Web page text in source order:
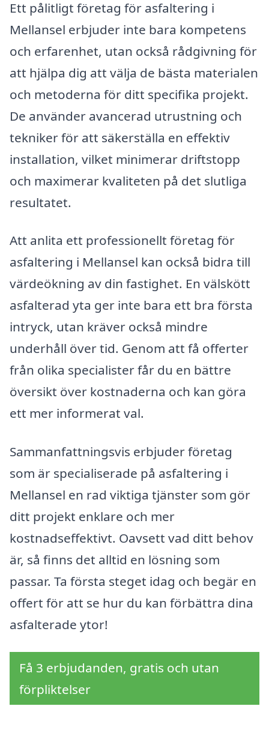
Ett pålitligt företag för asfaltering i
Mellansel erbjuder inte bara kompetens
och erfarenhet, utan också rådgivning för
att hjälpa dig att välja de bästa materialen
och metoderna för ditt specifika projekt.
De använder avancerad utrustning och
tekniker för att säkerställa en effektiv
installation, vilket minimerar driftstopp
och maximerar kvaliteten på det slutliga
resultatet.
Att anlita ett professionellt företag för
asfaltering i Mellansel kan också bidra till
värdeökning av din fastighet. En välskött
asfalterad yta ger inte bara ett bra första
intryck, utan kräver också mindre
underhåll över tid. Genom att få offerter
från olika specialister får du en bättre
översikt över kostnaderna och kan göra
ett mer informerat val.
Sammanfattningsvis erbjuder företag
som är specialiserade på asfaltering i
Mellansel en rad viktiga tjänster som gör
ditt projekt enklare och mer
kostnadseffektivt. Oavsett vad ditt behov
är, så finns det alltid en lösning som
passar. Ta första steget idag och begär en
offert för att se hur du kan förbättra dina
asfalterade ytor!
Få 3 erbjudanden, gratis och utan
förpliktelser